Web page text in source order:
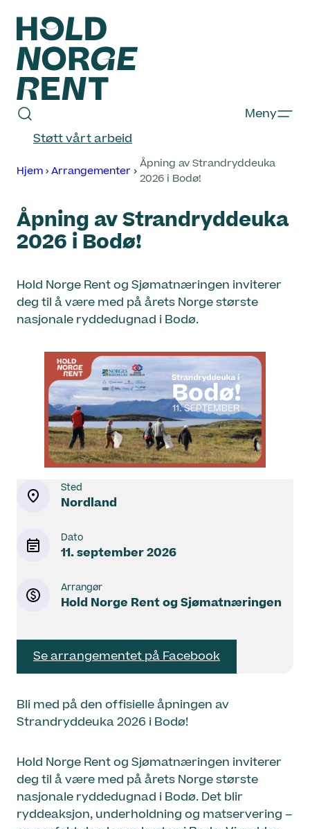
Hopp
innhold
Hold
Norge
Støtt vårt arbeid
Meny
Hjem Arrangementer
Åpning av Strandryddeuka
2026 i Bodø!
Åpning av Strandryddeuka
2026 i Bodø!
Hold Norge Rent og Sjømatnæringen inviterer
deg til å være med på årets Norge største
nasjonale ryddedugnad i Bodø.
Sted
Nordland
Dato
11. september 2026
Arrangør
Hold Norge Rent og Sjømatnæringen
Se arrangementet på Facebook
Bli med på den offisielle åpningen av
Strandryddeuka 2026 i Bodø!
Hold Norge Rent og Sjømatnæringen inviterer
deg til å være med på årets Norge største
nasjonale ryddedugnad i Bodø. Det blir
ryddeaksjon, underholdning og matservering –